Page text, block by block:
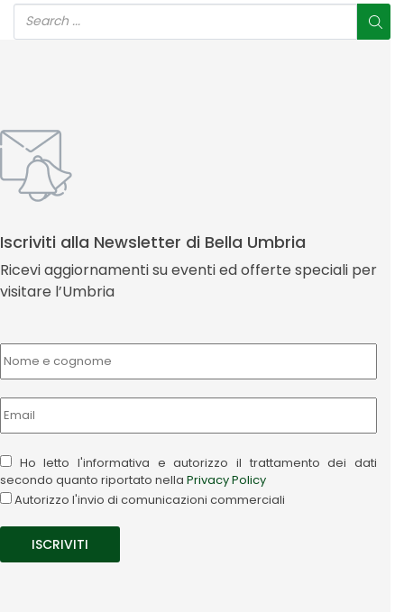
Iscriviti alla Newsletter di Bella Umbria
Ricevi aggiornamenti su eventi ed offerte speciali per
visitare l’Umbria
Ho letto l'informativa e autorizzo il trattamento dei dati
secondo quanto riportato nella Privacy Policy
Autorizzo l'invio di comunicazioni commerciali